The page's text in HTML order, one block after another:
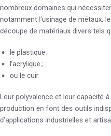
nombreux domaines qui
notamment l’usinage de métaux,
découpe de matériaux divers tels
le plastique ;
l’acrylique ;
ou le cuir.
Leur polyvalence et leur capacité
production en font des outils
d’applications industrielles et